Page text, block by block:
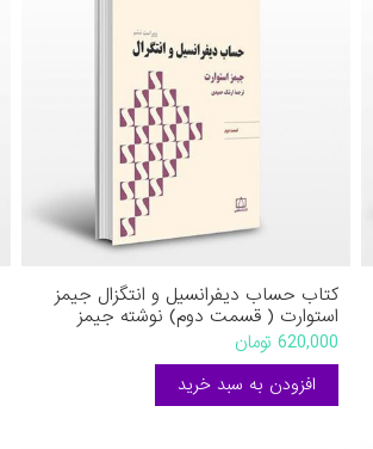
کتاب حساب دیفرانسیل و انتگزال جیمز
استوارت ( قسمت دوم) نوشته جیمز
استوارت ترجمه ارشک حمیدی از فاطمی
620,000 تومان